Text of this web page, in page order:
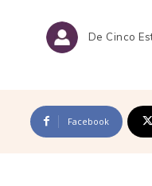
De Cinco
Facebook